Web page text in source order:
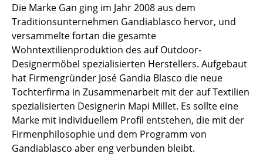
Konferenzstühle
Bürosessel
Einzelteile
... alle Sitzmöbel
Tische
Esstische
Die Marke Gan ging im Jahr 2008 aus dem
Traditionsunternehmen Gandiablasco hervor, und
versammelte fortan die gesamte
Wohntextilienproduktion des auf Outdoor-
Designermöbel spezialisierten Herstellers. Aufgebaut
hat Firmengründer José Gandia Blasco die neue
Tochterfirma in Zusammenarbeit mit der auf Textilien
spezialisierten Designerin Mapi Millet. Es sollte eine
Marke mit individuellem Profil entstehen, die mit der
Firmenphilosophie und dem Programm von
Gandiablasco aber eng verbunden bleibt.